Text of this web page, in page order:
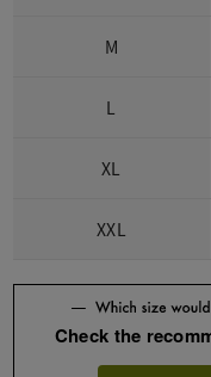
M
L
XL
XXL
Check the